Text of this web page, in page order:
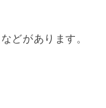
などがあります。